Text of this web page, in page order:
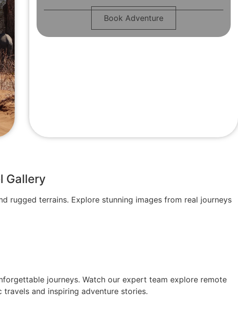
Book Adventure
Gallery
rugged terrains. Explore stunning images from real journeys
journeys. Watch our expert team explore remote
and inspiring adventure stories.